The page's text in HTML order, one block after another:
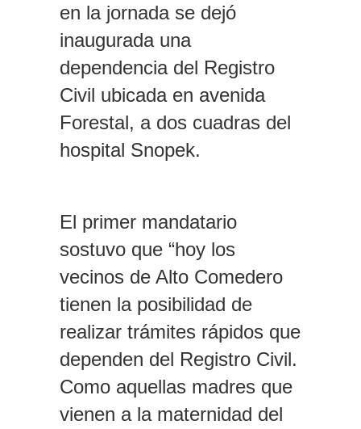
en la jornada se dejó
inaugurada una
dependencia del Registro
Civil ubicada en avenida
Forestal, a dos cuadras del
hospital Snopek.
El primer mandatario
sostuvo que “hoy los
vecinos de Alto Comedero
tienen la posibilidad de
realizar trámites rápidos que
dependen del Registro Civil.
Como aquellas madres que
vienen a la maternidad del